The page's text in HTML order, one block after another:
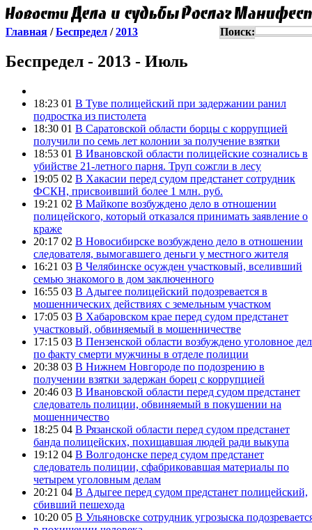
Главная /Беспредел /2013 Поиск:
Беспредел - 2013 - Июль
18:23 01 В Туве полицейский при задержании ранил
подростка из пистолета
18:30 01 В Саратовской области борцы с коррупцией
получили по семь лет колонии за получение взятки
18:53 01 В Ивановской области полицейские сознались в
убийстве 21-летного парня. Труп сожгли в лесу
19:05 02 В Хакасии перед судом предстанет сотрудник
ФСКН, присвоивший более 1 млн. руб.
19:21 02 В Майкопе возбуждено дело в отношении
полицейского, который отказался принимать заявление о
краже
20:17 02 В Новосибирске возбуждено дело в отношении
следователя, вымогавшего деньги у местного жителя
16:21 03 В Челябинске осужден участковый, вселивший
семью знакомого в дом заключенного
16:55 03 В Адыгее полицейский подозревается в
мошеннических действиях с земельным участком
17:05 03 В Хабаровском крае перед судом предстанет
участковый, обвиняемый в мошенничестве
17:15 03 В Пензенской области возбуждено уголовное
по факту смерти мужчины в отделе полиции
20:38 03 В Нижнем Новгороде по подозрению в
получении взятки задержан борец с коррупцией
20:46 03 В Ивановской области перед судом предстанет
следователь полиции, обвиняемый в покушении на
мошенничество
18:25 04 В Рязанской области перед судом предстанет
банда полицейских, похищавшая людей ради выкупа
19:12 04 В Волгодонске перед судом предстанет
следователь полиции, сфабриковавшая материалы по
четырем уголовным делам
20:21 04 В Адыгее перед судом предстанет полицейский,
сбивший пешехода
10:20 05 В Ульяновске сотрудник угрозыска